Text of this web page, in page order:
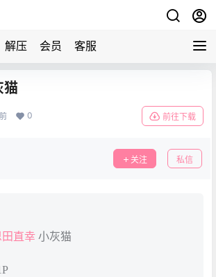
解压 会员 客服
猫
0 前往下载
关注 私信
田直幸 小灰猫